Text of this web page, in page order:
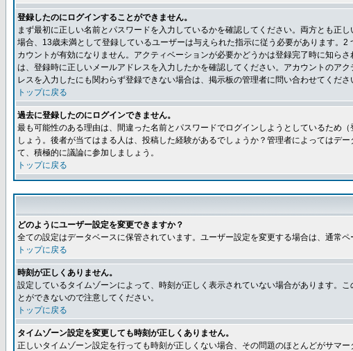
登録したのにログインすることができません。
まず最初に正しい名前とパスワードを入力しているかを確認してください。両方とも正
場合、13歳未満として登録しているユーザーは与えられた指示に従う必要があります。
カウントが有効になりません。アクティベーションが必要かどうかは登録完了時に知ら
は、登録時に正しいメールアドレスを入力したかを確認してください。アカウントのア
レスを入力したにも関わらず登録できない場合は、掲示板の管理者に問い合わせてくださ
トップに戻る
過去に登録したのにログインできません。
最も可能性のある理由は、間違った名前とパスワードでログインしようとしているため
しょう。後者が当てはまる人は、投稿した経験があるでしょうか？管理者によってはデ
て、積極的に議論に参加しましょう。
トップに戻る
どのようにユーザー設定を変更できますか？
全ての設定はデータベースに保管されています。ユーザー設定を変更する場合は、通常
トップに戻る
時刻が正しくありません。
設定しているタイムゾーンによって、時刻が正しく表示されていない場合があります。
とができないので注意してください。
トップに戻る
タイムゾーン設定を変更しても時刻が正しくありません。
正しいタイムゾーン設定を行っても時刻が正しくない場合、その問題のほとんどがサマ